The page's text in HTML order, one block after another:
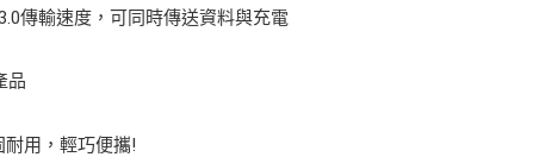
傳輸速度，可同時傳送資料與充電
品
用，輕巧便攜!